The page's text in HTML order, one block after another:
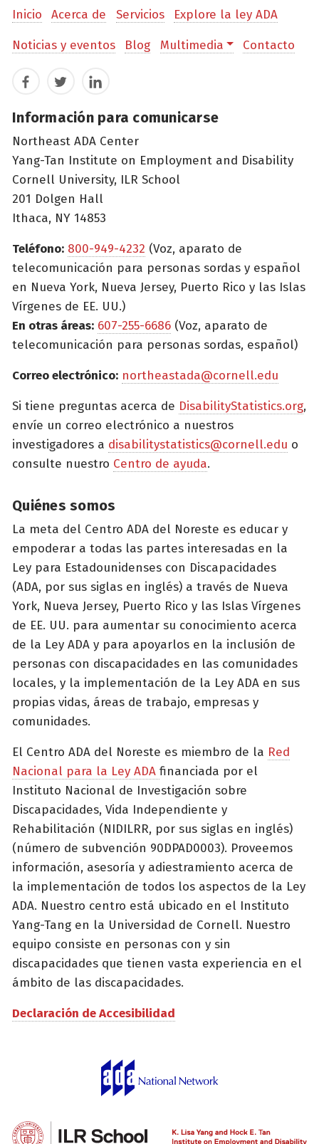
Inicio Acerca de Servicios Explore la ley ADA
Noticias y eventos Blog Multimedia Contacto
FacebookTwitterLinkedIn
Información para comunicarse
Northeast ADA Center
Yang-Tan Institute on Employment and Disability
Cornell University, ILR School
201 Dolgen Hall
Ithaca, NY 14853
Teléfono: 800-949-4232 (Voz, aparato de
telecomunicación para personas sordas y español
en Nueva York, Nueva Jersey, Puerto Rico y las Islas
Vírgenes de EE. UU.)
En otras áreas: 607-255-6686 (Voz, aparato de
telecomunicación para personas sordas, español)
Correo electrónico: northeastada@cornell.edu
Si tiene preguntas acerca de DisabilityStatistics.org,
envíe un correo electrónico a nuestros
investigadores a disabilitystatistics@cornell.edu o
consulte nuestro Centro de ayuda.
Quiénes somos
La meta del Centro ADA del Noreste es educar y
empoderar a todas las partes interesadas en la
Ley para Estadounidenses con Discapacidades
(ADA, por sus siglas en inglés) a través de Nueva
York, Nueva Jersey, Puerto Rico y las Islas Vírgenes
de EE. UU. para aumentar su conocimiento acerca
de la Ley ADA y para apoyarlos en la inclusión de
personas con discapacidades en las comunidades
locales, y la implementación de la Ley ADA en sus
propias vidas, áreas de trabajo, empresas y
comunidades.
El Centro ADA del Noreste es miembro de la Red
Nacional para la Ley ADA financiada por el
Instituto Nacional de Investigación sobre
Discapacidades, Vida Independiente y
Rehabilitación (NIDILRR, por sus siglas en inglés)
(número de subvención 90DPAD0003). Proveemos
información, asesoría y adiestramiento acerca de
la implementación de todos los aspectos de la Ley
ADA. Nuestro centro está ubicado en el Instituto
Yang-Tang en la Universidad de Cornell. Nuestro
equipo consiste en personas con y sin
discapacidades que tienen vasta experiencia en el
ámbito de las discapacidades.
Declaración de Accesibilidad